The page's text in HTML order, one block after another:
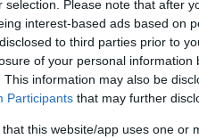
selection. Please note that after
interest-based ads based on
to third parties prior to
of your personal information
This information may also be
Participants that may further
that this website/app uses one or
Σχολίασε